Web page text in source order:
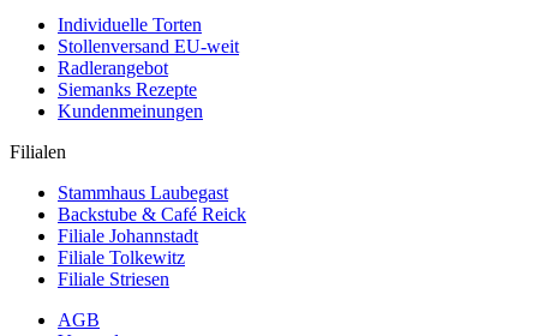
Individuelle Torten
Stollenversand EU-weit
Radlerangebot
Siemanks Rezepte
Kundenmeinungen
Filialen
Stammhaus Laubegast
Backstube & Café Reick
Filiale Johannstadt
Filiale Tolkewitz
Filiale Striesen
AGB